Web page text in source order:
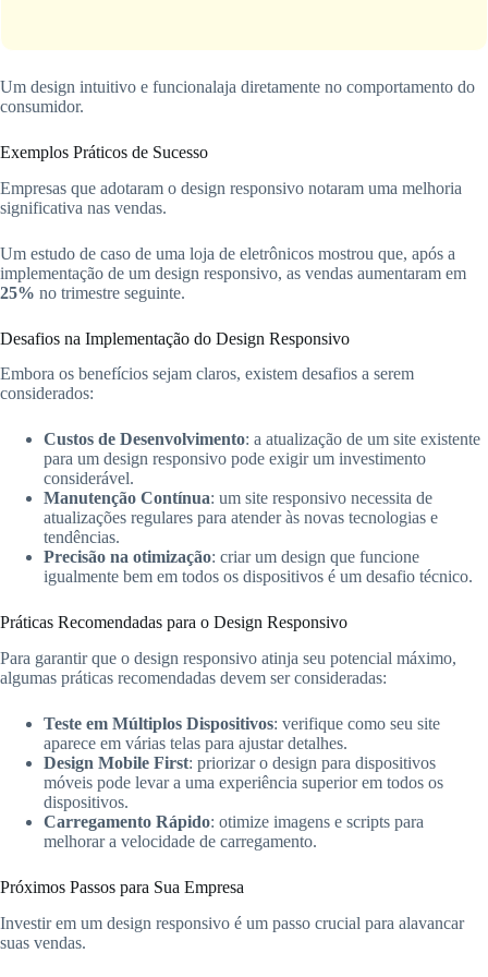
Um design intuitivo e funcionalaja diretamente no comportamento do
consumidor.
Exemplos Práticos de Sucesso
Empresas que adotaram o design responsivo notaram uma melhoria
significativa nas vendas.
Um estudo de caso de uma loja de eletrônicos mostrou que, após a
implementação de um design responsivo, as vendas aumentaram em
25% no trimestre seguinte.
Desafios na Implementação do Design Responsivo
Embora os benefícios sejam claros, existem desafios a serem
considerados:
Custos de Desenvolvimento: a atualização de um site existente
para um design responsivo pode exigir um investimento
considerável.
Manutenção Contínua: um site responsivo necessita de
atualizações regulares para atender às novas tecnologias e
tendências.
Precisão na otimização: criar um design que funcione
igualmente bem em todos os dispositivos é um desafio técnico.
Práticas Recomendadas para o Design Responsivo
Para garantir que o design responsivo atinja seu potencial máximo,
algumas práticas recomendadas devem ser consideradas:
Teste em Múltiplos Dispositivos: verifique como seu site
aparece em várias telas para ajustar detalhes.
Design Mobile First: priorizar o design para dispositivos
móveis pode levar a uma experiência superior em todos os
dispositivos.
Carregamento Rápido: otimize imagens e scripts para
melhorar a velocidade de carregamento.
Próximos Passos para Sua Empresa
Investir em um design responsivo é um passo crucial para alavancar
suas vendas.